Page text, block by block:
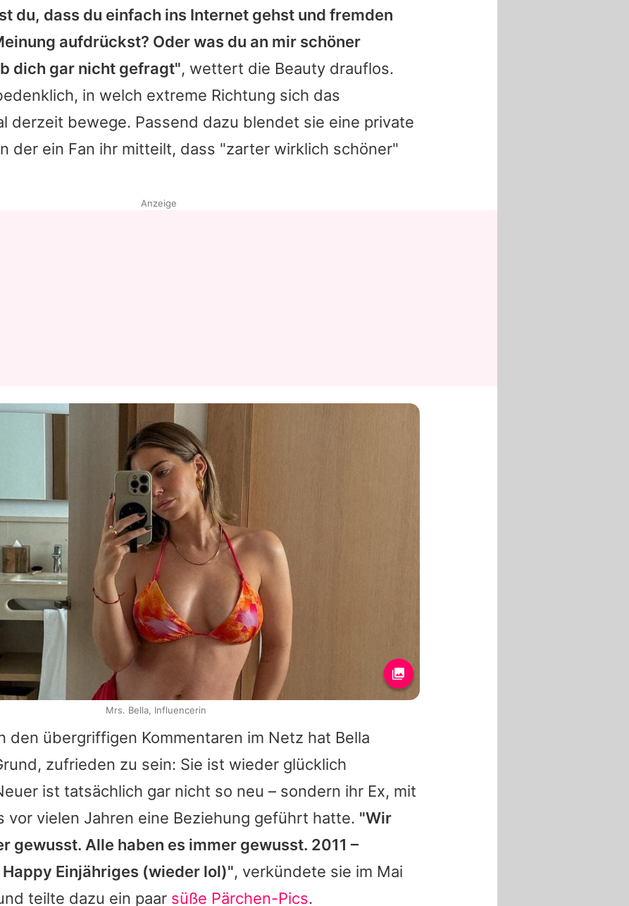
du, dass du einfach ins Internet gehst und fremden
aufdrückst? Oder was du an mir schöner
dich gar nicht gefragt", wettert die Beauty drauflos.
in welch extreme Richtung sich das
derzeit bewege. Passend dazu blendet sie eine private
der ein Fan ihr mitteilt, dass "zarter wirklich schöner"
den übergriffigen Kommentaren im Netz hat Bella
zufrieden zu sein: Sie ist wieder glücklich
ist tatsächlich gar nicht so neu – sondern ihr Ex, mit
vor vielen Jahren eine Beziehung geführt hatte. "Wir
gewusst. Alle haben es immer gewusst. 2011 –
Einjähriges (wieder lol)", verkündete sie im Mai
teilte dazu ein paar süße Pärchen-Pics.
Anzeige
Mrs. Bella, Influencerin